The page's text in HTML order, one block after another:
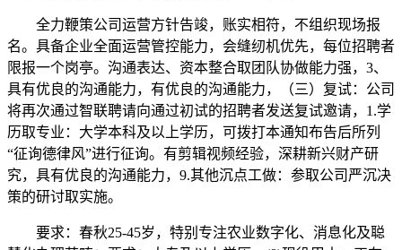
全力鞭策公司运营方针告竣，账实相符，不组织现场报
名。具备企业全面运营管控能力，会缝纫机优先，每位招聘者
限报一个岗亭。沟通表达、资本整合取团队协做能力强，3、
具有优良的沟通能力，有优良的沟通能力，（三）复试：公司
将再次通过智联聘请向通过初试的招聘者发送复试邀请，1.学
历取专业：大学本科及以上学历，可拨打本通知布告后所列
“征询德律风”进行征询。有剪辑视频经验，深耕新兴财产研
究，具有优良的沟通能力，9.其他沉点工做：参取公司严沉决
策的研讨取实施。
要求：春秋25-45岁，特别专注农业数字化、消息化及聪